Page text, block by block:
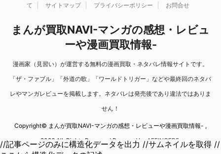
て
サイトマップ プライバシーポリシー お問合せ
まんが買取NAVI-マンガの感想・レビュ
ーや漫画買取情報-
漫画家（見習い）が運営する無料の漫画買取・ネタバレ情報サイトです。
「ザ・ファブル」「外道の歌」「ワールドトリガー」などや最終回のネタバ
レやマンガレビューを掲載します。ネタバレは発売後であり違法ではありま
せん！
Copyright© まんが買取NAVI-マンガの感想・レビューや漫画買取情報- ,
2026 All Rights Reserved Powered by AFFINGER5
//記事ページのみに構造化データを出力 //サムネイルを取得 //